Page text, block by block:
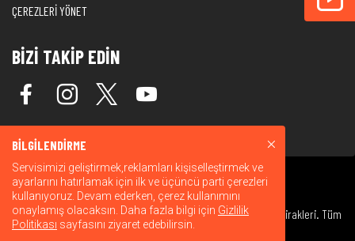
ÇEREZLERİ YÖNET
BİZİ TAKİP EDİN
© 2026 Warner Bros. Discovery, Inc. veya bağlı kuruluşları ve iştirakleri. Tüm
hakları saklıdır.
BİLGİLENDİRME
Servisimizi geliştirmek,reklamları kişiselleştirmek ve
ayarlarını hatırlamak için ilk ve üçüncü parti çerezleri
kullanıyoruz. Devam ederken, çerez kullanımını
onaylamış olacaksın. Daha fazla bilgi için Gizlilik
Politikası sayfasını ziyaret edebilirsin.